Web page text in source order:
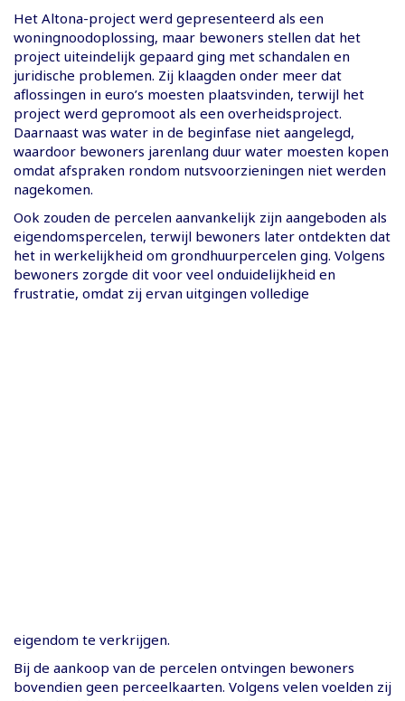
Het Altona-project werd gepresenteerd als een
woningnoodoplossing, maar bewoners stellen dat het
project uiteindelijk gepaard ging met schandalen en
juridische problemen. Zij klaagden onder meer dat
aflossingen in euro’s moesten plaatsvinden, terwijl het
project werd gepromoot als een overheidsproject.
Daarnaast was water in de beginfase niet aangelegd,
waardoor bewoners jarenlang duur water moesten kopen
omdat afspraken rondom nutsvoorzieningen niet werden
nagekomen.
Ook zouden de percelen aanvankelijk zijn aangeboden als
eigendomspercelen, terwijl bewoners later ontdekten dat
het in werkelijkheid om grondhuurpercelen ging. Volgens
bewoners zorgde dit voor veel onduidelijkheid en
frustratie, omdat zij ervan uitgingen volledige
eigendom te verkrijgen.
Bij de aankoop van de percelen ontvingen bewoners
bovendien geen perceelkaarten. Volgens velen voelden zij